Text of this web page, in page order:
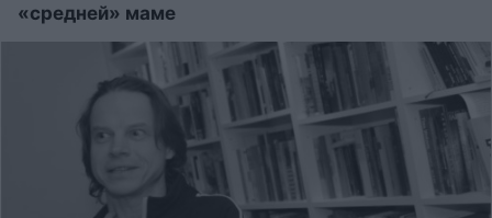
«средней» маме